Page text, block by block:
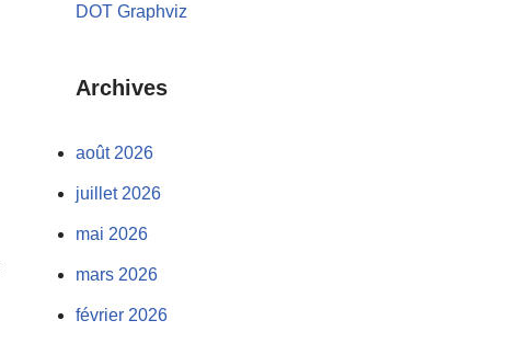
DOT Graphviz
Archives
août 2026
juillet 2026
mai 2026
mars 2026
février 2026